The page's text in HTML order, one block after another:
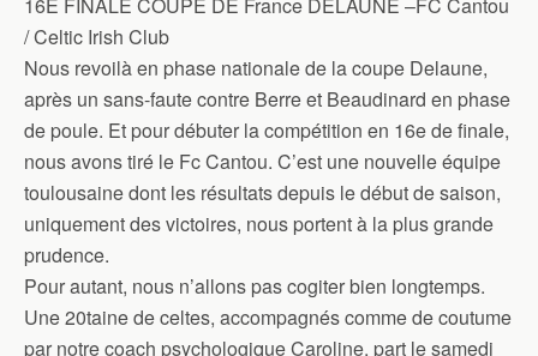
/ Celtic Irish Club
Nous revoilà en phase nationale de la coupe Delaune,
après un sans-faute contre Berre et Beaudinard en phase
de poule. Et pour débuter la compétition en 16e de finale,
nous avons tiré le Fc Cantou. C’est une nouvelle équipe
toulousaine dont les résultats depuis le début de saison,
uniquement des victoires, nous portent à la plus grande
prudence.
Pour autant, nous n’allons pas cogiter bien longtemps.
Une 20taine de celtes, accompagnés comme de coutume
par notre coach psychologique Caroline, part le samedi